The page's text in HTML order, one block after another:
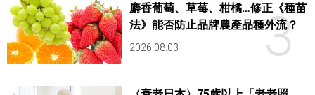
3
麝香葡萄、草莓、柑橘…修正《種苗
法》能否防止品牌農產品種外流？
2026.08.03